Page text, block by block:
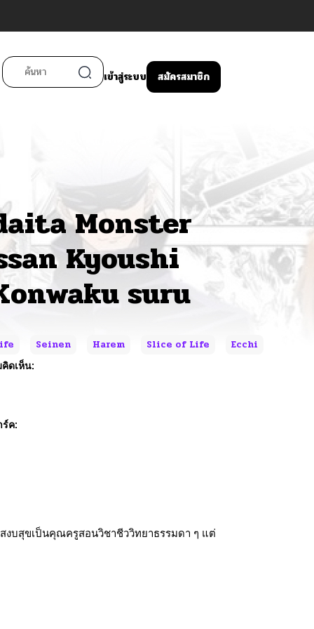
เข้าสู่ระบบ สมัครสมาชิก
Monster
Kyoushi
suru
Seinen Harem Slice of Life
Ecchi
ดเห็น:
ค:
งบสุขเป็นคุณครูสอนวิชาชีววิทยาธรรมดา ๆ แต่